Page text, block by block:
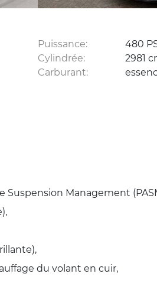
Puissance:
480
Cylindrée:
2981
Carburant:
Suspension Management
du volant en cuir,